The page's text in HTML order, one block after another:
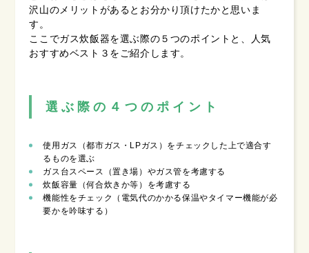
沢山のメリットがあるとお分かり頂けたかと思いま
す。
ここでガス炊飯器を選ぶ際の５つのポイントと、人気
おすすめベスト３をご紹介します。
選ぶ際の４つのポイント
使用ガス（都市ガス・LPガス）をチェックした上で適合す
るものを選ぶ
ガス台スペース（置き場）やガス管を考慮する
炊飯容量（何合炊きか等）を考慮する
機能性をチェック（電気代のかかる保温やタイマー機能が必
要かを吟味する）